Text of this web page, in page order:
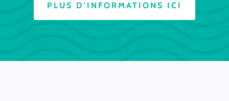
PLUS D'INFORMATIONS ICI